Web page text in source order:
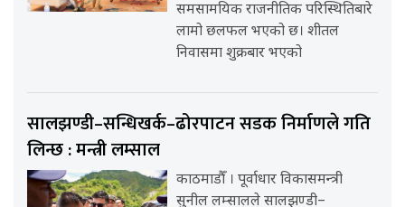
समसामयिक राजनीतिक परिस्थितिबारे
लामो छलफल भएको छ। शीतल
निवासमा शुक्रबार भएको
सालझण्डी–सन्धिखर्क–ढोरपाटन सडक निर्माणले गति
लिन्छ : मन्त्री लम्साल
काठमाडौँ । पूर्वाधार विकासमन्त्री
सुनील लम्सालले सालझण्डी–